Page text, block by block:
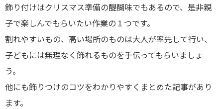
飾り付けはクリスマス準備の醍醐味でもあるので、是非親
子で楽しんでもらいたい作業の１つです。
割れやすいもの、高い場所のものは大人が率先して行い、
子どもには無理なく飾れるものを手伝ってもらいましょ
う。
他にも飾りつけのコツをわかりやすくまとめた記事があり
ます。